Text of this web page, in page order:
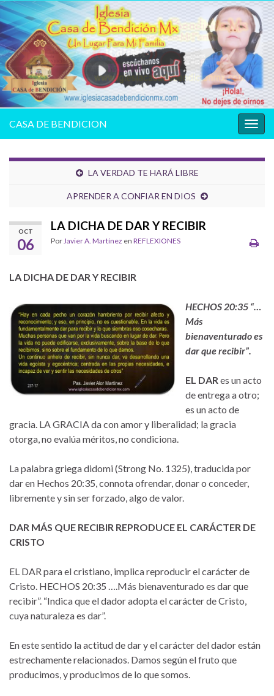
la
CASA DE BENDICION
LA VERDAD TE HARÁ LIBRE
APRENDER A CONFIAR EN DIOS
OCT
06
LA DICHA DE DAR Y RECIBIR
Por Javier A. Martínez en REFLEXIONES
LA DICHA DE DAR Y RECIBIR
HECHOS 20:35 “…
Más
bienaventurado es
dar que recibir”.
EL DAR es un acto
de entrega a otro;
es un acto de
gracia. LA GRACIA da con amor y liberalidad; la gracia
otorga, no evalúa méritos, no condiciona.
La palabra griega didomi (Strong No. 1325), traducida por
dar en Hechos 20:35, connota ofrendar, donar o conceder,
libremente y sin ser forzado, algo de valor.
DAR MÁS QUE RECIBIR REPRODUCE EL CARÁCTER DE
CRISTO
EL DAR para el cristiano, implica reproducir el carácter de
Cristo. HECHOS 20:35 ….Más bienaventurado es dar que
recibir”. “Indica que el dador adopta el carácter de Cristo,
cuya naturaleza es dar”.
En este sentido la actitud de dar y el carácter del dador están
estrechamente relacionados. Damos según el fruto que
producimos, y producimos de lo que somos.